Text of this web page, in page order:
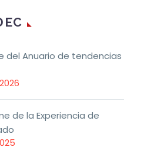
del Anuario de tendencias
de la Experiencia de